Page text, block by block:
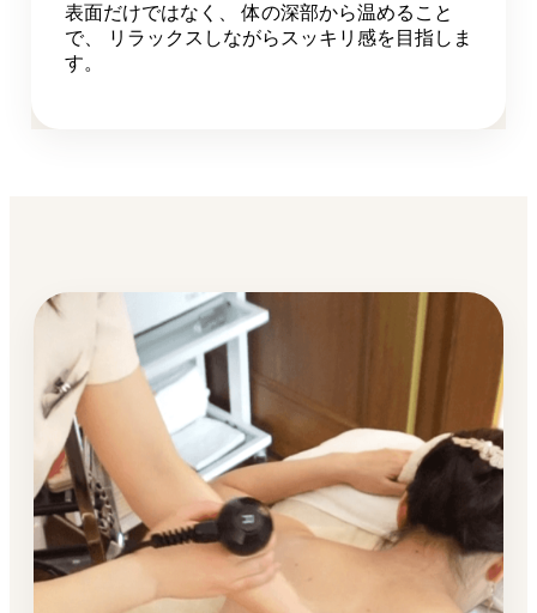
表面だけではなく、 体の深部から温めること
で、 リラックスしながらスッキリ感を目指しま
す。